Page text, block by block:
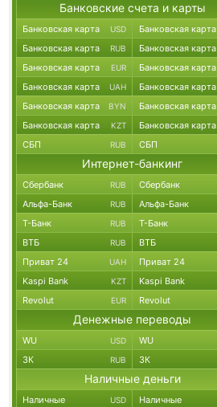
Банковские счета и карты
Банковская карта USD Банковская карта
Банковская карта RUB Банковская карта
Банковская карта EUR Банковская карта
Банковская карта UAH Банковская карта
Банковская карта BYN Банковская карта
Банковская карта KZT Банковская карта
СБП RUB СБП
Интернет-банкинг
Сбербанк RUB Сбербанк
Альфа-Банк RUB Альфа-Банк
Т-Банк RUB Т-Банк
ВТБ RUB ВТБ
Приват 24 UAH Приват 24
Kaspi Bank KZT Kaspi Bank
Revolut EUR Revolut
Денежные переводы
WU USD WU
ЗК RUB ЗК
Наличные деньги
Наличные USD Наличные